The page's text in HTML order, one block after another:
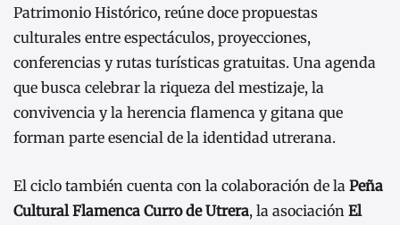
Patrimonio Histórico, reúne doce propuestas
culturales entre espectáculos, proyecciones,
conferencias y rutas turísticas gratuitas. Una agenda
que busca celebrar la riqueza del mestizaje, la
convivencia y la herencia flamenca y gitana que
forman parte esencial de la identidad utrerana.
El ciclo también cuenta con la colaboración de la Peña
Cultural Flamenca Curro de Utrera, la asociación El